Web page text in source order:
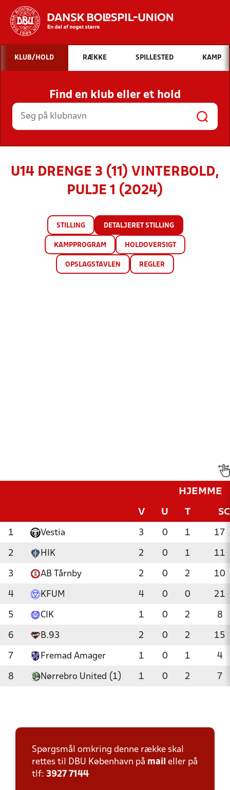
Hvad vil du søge efter?
INDHOLD OG NYHEDER
STILLINGER, RESULTATER, KLUBBER OG
HOLD
KLUB/HOLD RÆKKE SPILLESTED KAMP
Find en klub eller et hold
U14 DRENGE 3 (11) VINTERBOLD,
PULJE 1 (2024)
STILLING DETALJERET STILLING
KAMPPROGRAM HOLDOVERSIGT
OPSLAGSTAVLEN REGLER
HJEMME
V U T
1 Vestia 3 0 1 17
2 HIK 2 0 1 11
3 AB Tårnby 2 0 2 10
4 KFUM 4 0 0 21
5 CIK 1 0 2 8
6 B.93 2 0 2 15
7 Fremad Amager 1 0 1 4
8 Nørrebro United (1) 1 0 2 7
Spørgsmål omkring denne række skal
rettes til DBU København på mail eller på
tlf: 3927 7144